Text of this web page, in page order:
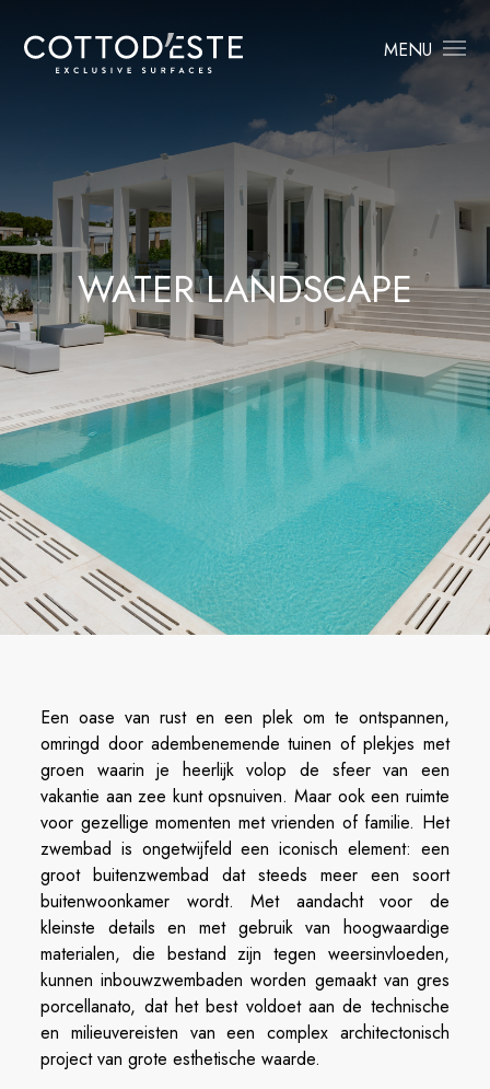
MENU
WATER LANDSCAPE
Een oase van rust en een plek om te ontspannen,
omringd door adembenemende tuinen of plekjes met
groen waarin je heerlijk volop de sfeer van een
vakantie aan zee kunt opsnuiven. Maar ook een ruimte
voor gezellige momenten met vrienden of familie. Het
zwembad is ongetwijfeld een iconisch element: een
groot buitenzwembad dat steeds meer een soort
buitenwoonkamer wordt. Met aandacht voor de
kleinste details en met gebruik van hoogwaardige
materialen, die bestand zijn tegen weersinvloeden,
kunnen inbouwzwembaden worden gemaakt van gres
porcellanato, dat het best voldoet aan de technische
en milieuvereisten van een complex architectonisch
project van grote esthetische waarde.